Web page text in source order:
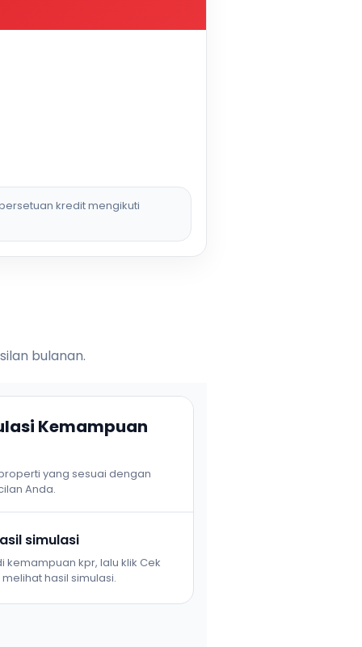
kredit mengikuti
bulanan.
Kemampuan
yang sesuai dengan
Anda.
simulasi
kemampuan kpr, lalu klik Cek
hasil simulasi.